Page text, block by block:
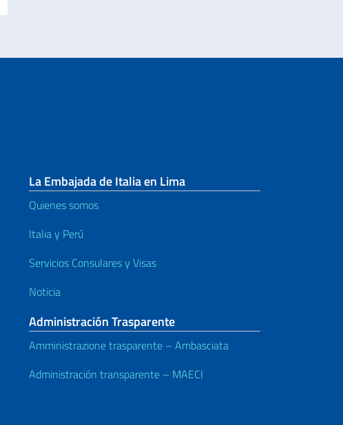
La Embajada de Italia en Lima
Quienes somos
Italia y Perú
Servicios Consulares y Visas
Noticia
Administración Trasparente
Amministrazione trasparente – Ambasciata
Administración transparente – MAECI